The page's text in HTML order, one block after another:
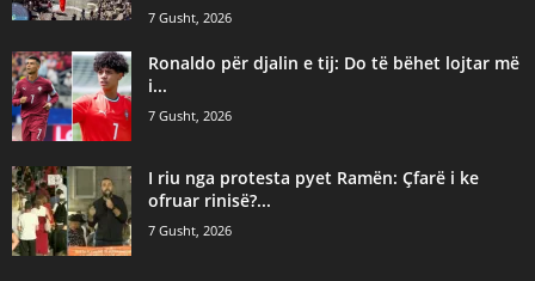
7 Gusht, 2026
Ronaldo për djalin e tij: Do të bëhet lojtar më
i...
7 Gusht, 2026
I riu nga protesta pyet Ramën: Çfarë i ke
ofruar rinisë?...
7 Gusht, 2026